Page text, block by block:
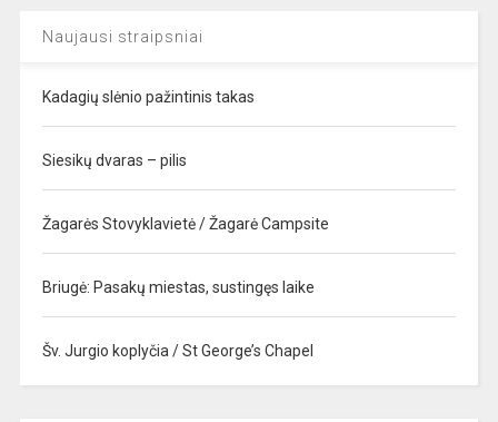
Naujausi straipsniai
Kadagių slėnio pažintinis takas
Siesikų dvaras – pilis
Žagarės Stovyklavietė / Žagarė Campsite
Briugė: Pasakų miestas, sustingęs laike
Šv. Jurgio koplyčia / St George’s Chapel